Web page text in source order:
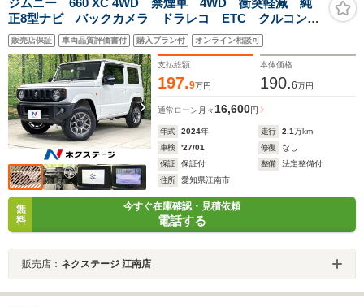
ジムニー 660 XC 4WD 禁煙車 4WD 衝突軽減 純
正8型ナビ バックカメラ ドラレコ ETC クルコン
シートヒーター 車線逸脱警報 LEDヘッド オートラ
イト オートエアコン ヘッドライトウォッシャー ス
マートキー
販売店保証 車両品質評価書付 購入プラン付 オンライン相談可
支払総額
197.9万円
本体価格
190.6万円
通常ローン 月々16,600円
年式 2024年 走行 2.1万km
車検
'27/01 修復
なし
保証
保証付 整備
法定整備付
住所
愛知県江南市
無
料
今すぐ在庫確認・見積依頼
電話する
販売店： ネクステージ 江南店